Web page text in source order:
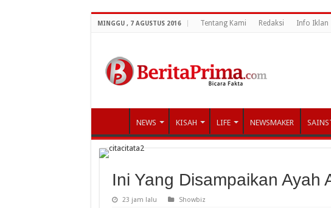
MINGGU , 7 AGUSTUS 2016 Tentang Kami Redaksi Info Iklan
NEWS KISAH LIFE NEWSMAKER
Ini Yang Disampaikan Ayah
23 jam lalu Showbiz